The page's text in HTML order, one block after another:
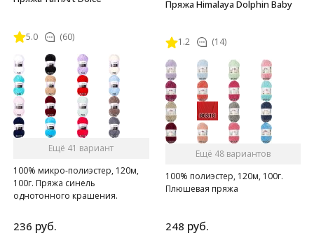
5.0 (60)
Ещё 41 вариант
100% микро-полиэстер, 120м,
100г. Пряжа синель
однотонного крашения.
236 руб.
Пряжа Himalaya Dolphin Baby
1.2 (14)
Ещё 48 вариантов
100% полиэстер, 120м, 100г.
Плюшевая пряжа
248 руб.